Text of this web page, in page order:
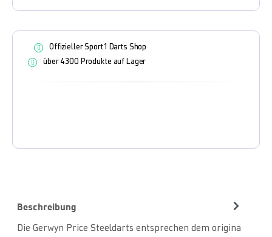
Beschreibung
Die Gerwyn Price Steeldarts entsprechen dem origina
Offizieller Sport1 Darts Shop
über 4300 Produkte auf Lager